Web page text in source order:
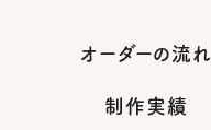
オーダーの流れ
制作実績